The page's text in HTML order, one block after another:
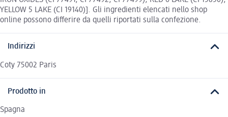
YELLOW 5 LAKE (CI 19140)]. Gli ingredienti elencati nello shop
online possono differire da quelli riportati sulla confezione.
Indirizzi
Coty 75002 Paris
Prodotto in
Spagna